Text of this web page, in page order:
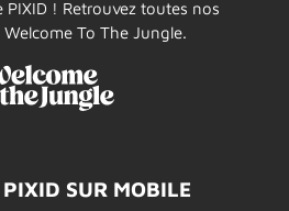
PIXID ! Retrouvez toutes nos
To The Jungle.
SUR MOBILE